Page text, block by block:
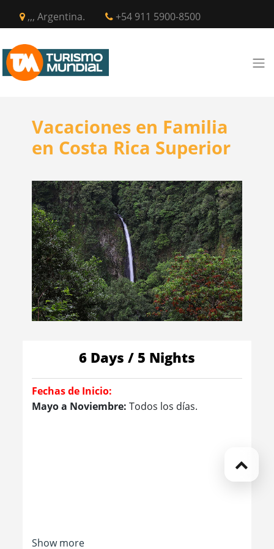
,,, Argentina. +54 911 5900-8500
Vacaciones en Familia
en Costa Rica Superior
6 Days / 5 Nights
Fechas de Inicio:
Mayo a Noviembre:Todos los días.
Show more